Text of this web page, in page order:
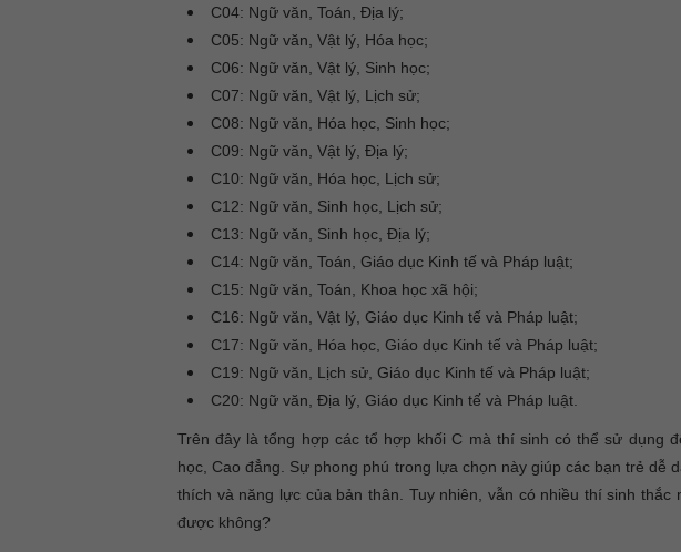
C04: Ngữ văn, Toán, Địa lý;
C05: Ngữ văn, Vật lý, Hóa học;
C06: Ngữ văn, Vật lý, Sinh học;
C07: Ngữ văn, Vật lý, Lịch sử;
C08: Ngữ văn, Hóa học, Sinh học;
C09: Ngữ văn, Vật lý, Địa lý;
C10: Ngữ văn, Hóa học, Lịch sử;
C12: Ngữ văn, Sinh học, Lịch sử;
C13: Ngữ văn, Sinh học, Địa lý;
C14: Ngữ văn, Toán, Giáo dục Kinh tế và Pháp luật;
C15: Ngữ văn, Toán, Khoa học xã hội;
C16: Ngữ văn, Vật lý, Giáo dục Kinh tế và Pháp luật;
C17: Ngữ văn, Hóa học, Giáo dục Kinh tế và Pháp luật;
C19: Ngữ văn, Lịch sử, Giáo dục Kinh tế và Pháp luật;
C20: Ngữ văn, Địa lý, Giáo dục Kinh tế và Pháp luật.
Trên đây là tổng hợp các tổ hợp khối C mà thí sinh có thể sử dụng
học, Cao đẳng. Sự phong phú trong lựa chọn này giúp các bạn trẻ dễ
thích và năng lực của bản thân. Tuy nhiên, vẫn có nhiều thí sinh
được không?